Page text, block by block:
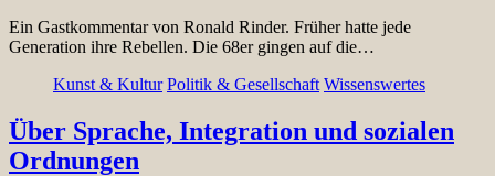
Ein Gastkommentar von Ronald Rinder. Früher hatte jede
Generation ihre Rebellen. Die 68er gingen auf die…
Kunst & Kultur Politik & Gesellschaft Wissenswertes
Über Sprache, Integration und sozialen
Ordnungen